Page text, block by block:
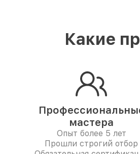
Какие
мастера
Опыт более 5 лет
Прошли строгий отбор